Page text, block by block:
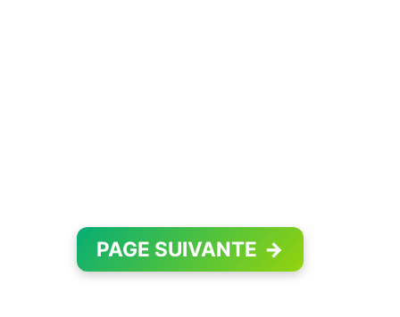
PAGE SUIVANTE →